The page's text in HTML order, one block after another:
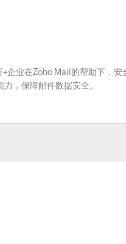
企业在Zoho Mail的帮助下，安
，保障邮件数据安全。